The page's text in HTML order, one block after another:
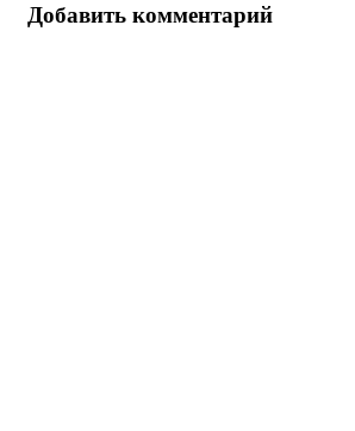
Добавить комментарий